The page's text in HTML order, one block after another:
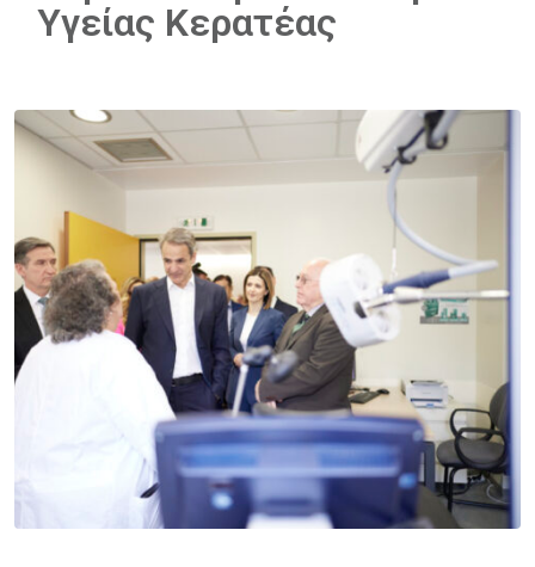
Υγείας Κερατέας